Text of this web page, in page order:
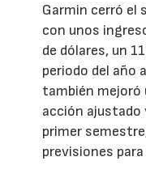
Garmin cerró el
con unos
de dólares, un
periodo del año
también mejoró
acción ajustado
primer
previsiones